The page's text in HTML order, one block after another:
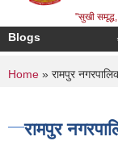
"सुखी
Blogs
1
You are
Home » रामपुर
रामपुर